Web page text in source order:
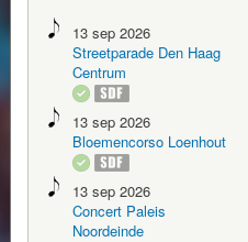
13 sep 2026
Streetparade Den Haag
Centrum
13 sep 2026
Bloemencorso Loenhout
13 sep 2026
Concert Paleis
Noordeinde